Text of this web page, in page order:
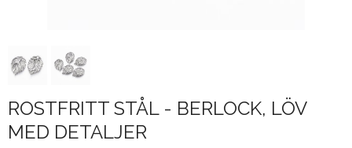
ROSTFRITT STÅL - BERLOCK, LÖV
MED DETALJER